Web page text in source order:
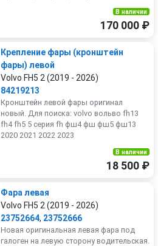
В наличии
170 000 ₽
Крепление фары (кронштейн
фары) левой
Volvo FH5 2 (2019 - 2026)
84219213
Кронштейн левой фары оригинал
новый. Для поиска: volvo вольво fh13
fh4 fh5 5 серия fh фш4 фш фш5 фш13
2020 2021 2022 2023
В наличии
18 500 ₽
Фара левая
Volvo FH5 2 (2019 - 2026)
23752664, 23752666
Новая оригинальная левая фара под
галоген на левую сторону водительская.